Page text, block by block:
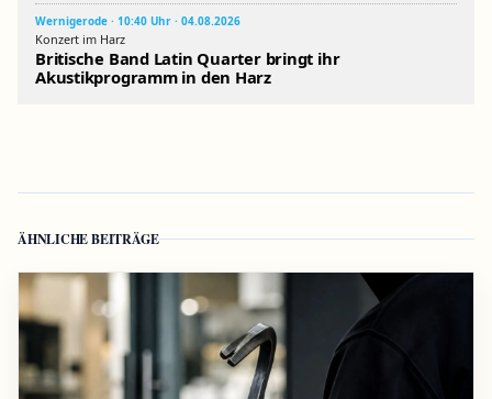
Wernigerode · 10:40 Uhr · 04.08.2026
Konzert im Harz
Britische Band Latin Quarter bringt ihr
Akustikprogramm in den Harz
ÄHNLICHE BEITRÄGE